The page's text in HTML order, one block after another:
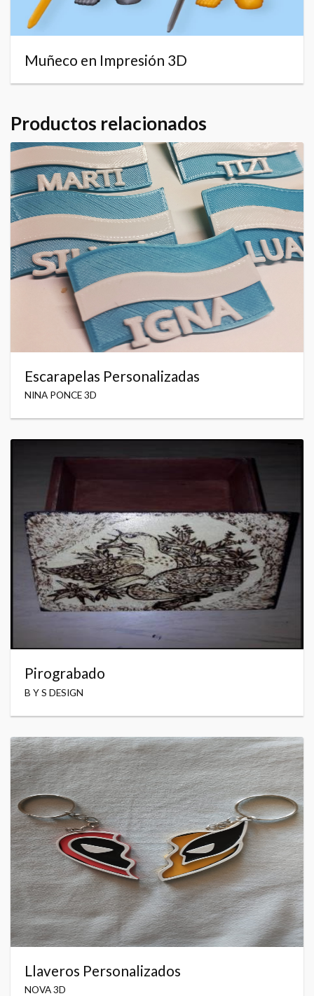
Muñeco en Impresión 3D
Productos relacionados
Escarapelas Personalizadas
NINA PONCE 3D
Pirograbado
B Y S DESIGN
Llaveros Personalizados
NOVA 3D